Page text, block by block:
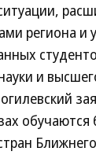
региона и
и
обучаются